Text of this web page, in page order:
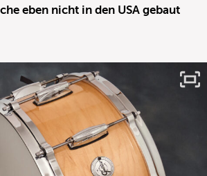
eben nicht in den USA gebaut